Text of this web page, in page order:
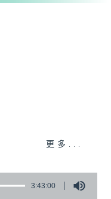
播放長篇粵劇，精
出版、港台的珍藏
特輯，訪問梨園、
參與製作特備節目
活動等等，式式俱
體會紅伶做功的難
更多...
3:43:00